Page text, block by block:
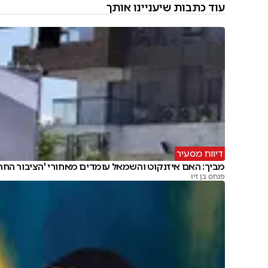
עוד כתבות שיעניינו אותך
דיווח מסעיר
מביך: האם איזנקוט והשמאל עומדים מאחורי 'הציבור
פנחס בן זיו